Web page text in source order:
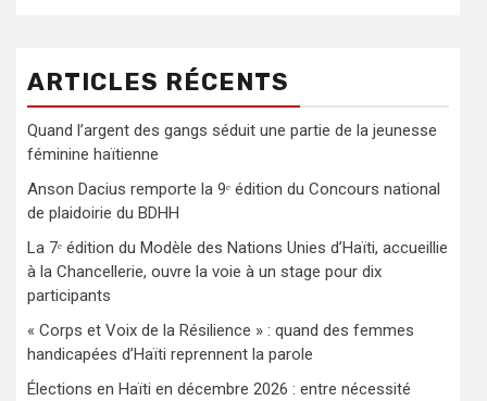
ARTICLES RÉCENTS
Quand l’argent des gangs séduit une partie de la jeunesse
féminine haïtienne
Anson Dacius remporte la 9ᵉ édition du Concours national
de plaidoirie du BDHH
La 7ᵉ édition du Modèle des Nations Unies d’Haïti, accueillie
à la Chancellerie, ouvre la voie à un stage pour dix
participants
« Corps et Voix de la Résilience » : quand des femmes
handicapées d’Haïti reprennent la parole
Élections en Haïti en décembre 2026 : entre nécessité